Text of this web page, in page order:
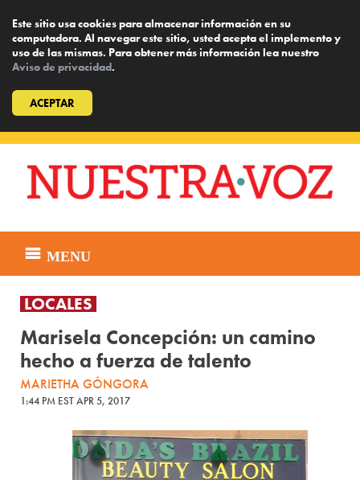
Este sitio usa cookies para almacenar información en su
computadora. Al navegar este sitio, usted acepta el implemento y
uso de las mismas. Para obtener más información lea nuestro
Aviso de privacidad.
ACEPTAR
content
MENU
LOCALES
Marisela Concepción: un camino
hecho a fuerza de talento
MARIETHA GÓNGORA
1:44 PM EST APR 5, 2017